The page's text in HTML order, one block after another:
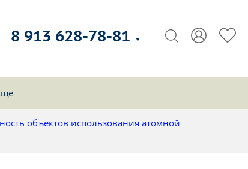
8 913 628-78-81 ▼
объектов использования атомной